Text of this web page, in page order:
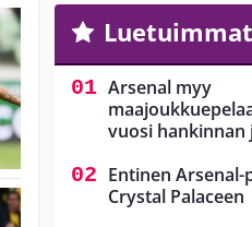
Luetuimmat
Arsenal myy
vuosi hankinnan
Entinen
Crystal Palaceen